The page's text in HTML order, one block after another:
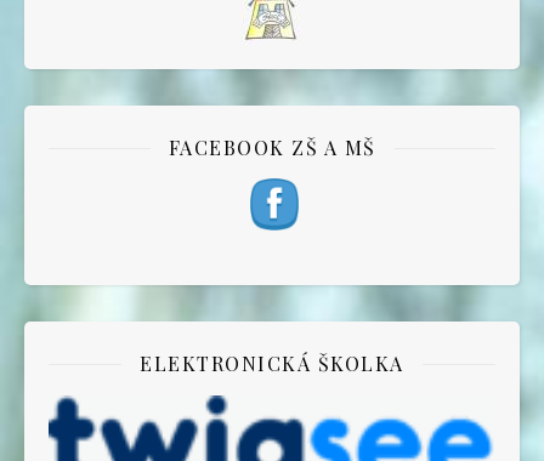
FACEBOOK ZŠ A MŠ
ELEKTRONICKÁ ŠKOLKA